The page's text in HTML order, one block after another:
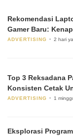
Rekomendasi
Gamer Baru:
ADVERTISING 2 hari
Top 3 Reksadana
Konsisten Cetak
ADVERTISING 1
Eksplorasi